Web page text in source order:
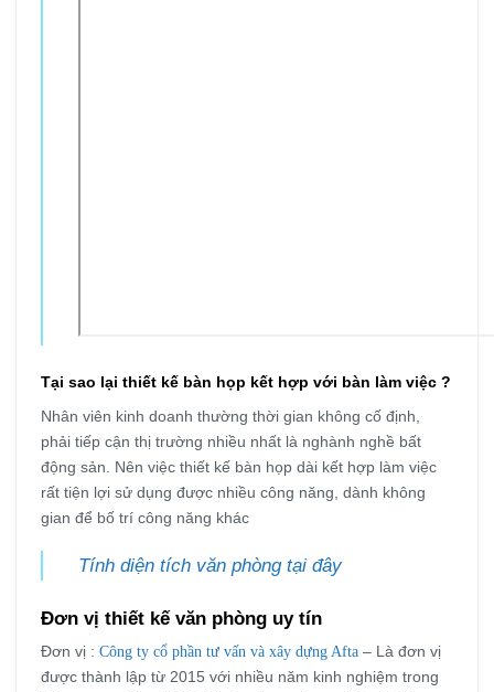
Tại sao lại thiết kế bàn họp kết hợp với bàn làm việc ?
Nhân viên kinh doanh thường thời gian không cố định,
phải tiếp cận thị trường nhiều nhất là nghành nghề bất
động sản. Nên việc thiết kế bàn họp dài kết hợp làm việc
rất tiện lợi sử dụng được nhiều công năng, dành không
gian để bố trí công năng khác
Tính diện tích văn phòng tại đây
Đơn vị thiết kế văn phòng uy tín
Đơn vị : Công ty cổ phần tư vấn và xây dựng Afta – Là đơn vị
được thành lập từ 2015 với nhiều năm kinh nghiệm trong